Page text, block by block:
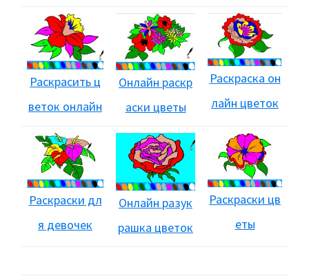
Раскрасить ц
веток онлайн
Онлайн раскр
аски цветы
Раскраска он
лайн цветок
Раскраски дл
я девочек
Онлайн разук
рашка цветок
Раскраски цв
еты